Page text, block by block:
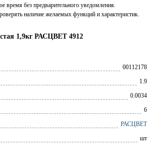
1,9кг РАСЦВЕТ 4912
00112178
1.9
0.0034
6
РАСЦВЕТ
шт
время без предварительного уведомления.
наличие желаемых функций и характеристик.